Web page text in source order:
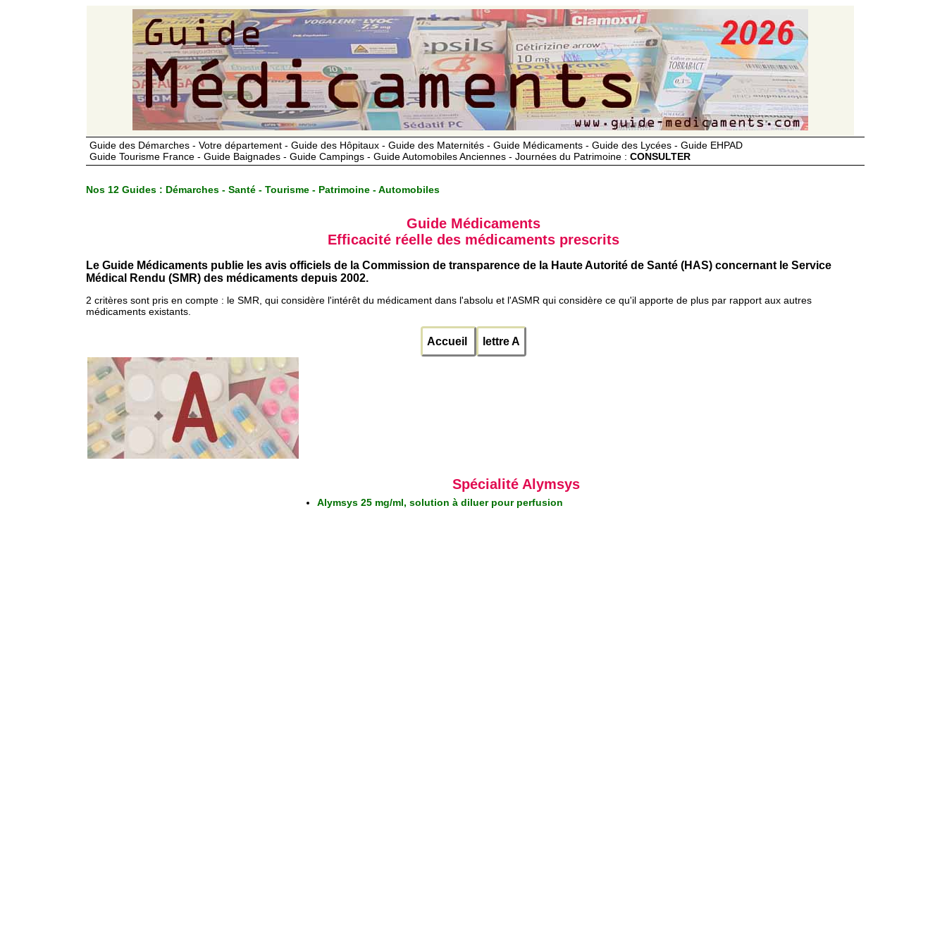
Guide des Démarches - Votre département - Guide des Hôpitaux - Guide des Maternités - Guide Médicaments - Guide des Lycées - Guide EHPAD
Guide Tourisme France - Guide Baignades - Guide Campings - Guide Automobiles Anciennes - Journées du Patrimoine : CONSULTER
Nos 12 Guides : Démarches - Santé - Tourisme - Patrimoine - Automobiles
Guide Médicaments
Efficacité réelle des médicaments prescrits
Le Guide Médicaments publie les avis officiels de la Commission de transparence de la Haute Autorité de Santé (HAS) concernant le Service
Médical Rendu (SMR) des médicaments depuis 2002.
2 critères sont pris en compte : le SMR, qui considère l'intérêt du médicament dans l'absolu et l'ASMR qui considère ce qu'il apporte de plus par rapport aux autres
médicaments existants.
Accueil lettre A
Spécialité Alymsys
Alymsys 25 mg/ml, solution à diluer pour perfusion